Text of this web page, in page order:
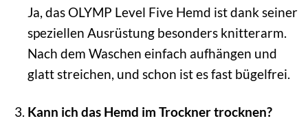
Ja, das OLYMP Level Five Hemd ist dank seiner
speziellen Ausrüstung besonders knitterarm.
Nach dem Waschen einfach aufhängen und
glatt streichen, und schon ist es fast bügelfrei.
Kann ich das Hemd im Trockner trocknen?